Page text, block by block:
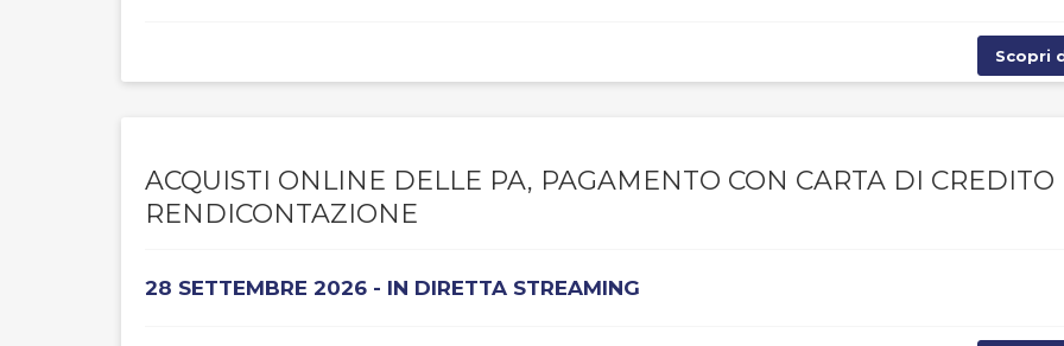
Scopri
ACQUISTI ONLINE DELLE PA, PAGAMENTO CON CARTA DI CREDITO
RENDICONTAZIONE
28 SETTEMBRE 2026 - IN DIRETTA STREAMING